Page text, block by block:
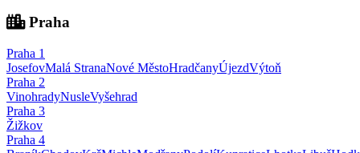
Praha
Praha 1
JosefovMalá StranaNové MěstoHradčanyÚjezdVýtoň
Praha 2
VinohradyNusleVyšehrad
Praha 3
Žižkov
Praha 4